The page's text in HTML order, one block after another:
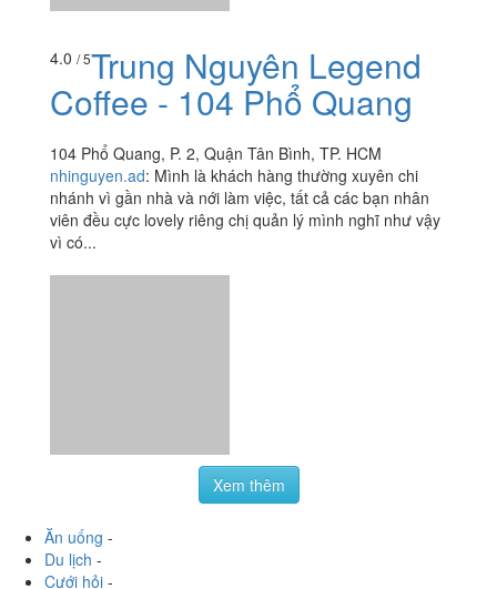
Du lịch-
Cưới hỏi -
Làm đẹp-
Vui chơi-
Mua sắm
Giáo dục -
Dịch vụ